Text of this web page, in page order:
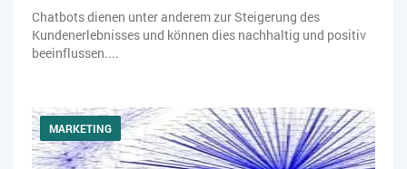
MACHINE LEARNING MANAGEMENT & FÜHRUNG
PROJEKTMANAGEMENT SEO SERVICE SICHERHEIT
SMART WORK SOCIAL COMMERCE SOCIAL-MEDIA
Chatbots dienen unter anderem zur Steigerung des
Kundenerlebnisses und können dies nachhaltig und positiv
beeinflussen....
MARKETING